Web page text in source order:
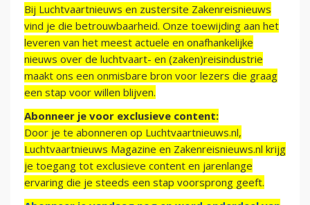
Bij Luchtvaartnieuws en zustersite Zakenreisnieuws
vind je die betrouwbaarheid. Onze toewijding aan het
leveren van het meest actuele en onafhankelijke
nieuws over de luchtvaart- en (zaken)reisindustrie
maakt ons een onmisbare bron voor lezers die graag
een stap voor willen blijven.
Abonneer je voor exclusieve content:
Door je te abonneren op Luchtvaartnieuws.nl,
Luchtvaartnieuws Magazine en Zakenreisnieuws.nl krijg
je toegang tot exclusieve content en jarenlange
ervaring die je steeds een stap voorsprong geeft.